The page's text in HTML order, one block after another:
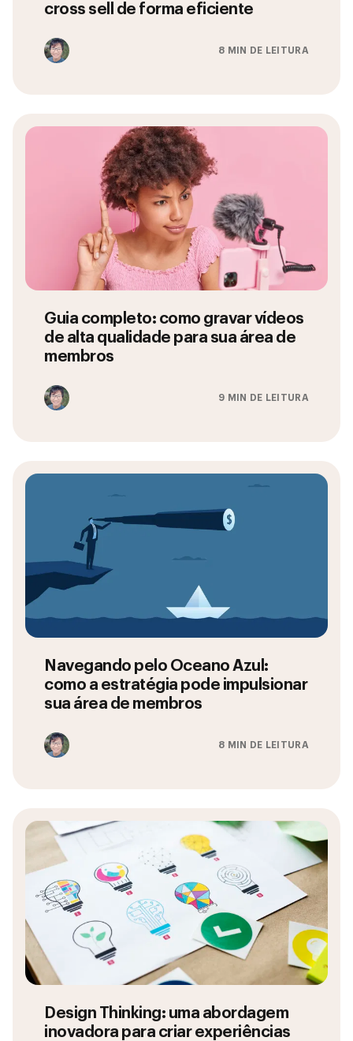
cross sell de forma eficiente
8 MIN DE LEITURA
Guia completo: como gravar vídeos
de alta qualidade para sua área de
membros
9 MIN DE LEITURA
Navegando pelo Oceano Azul:
como a estratégia pode impulsionar
sua área de membros
8 MIN DE LEITURA
Design Thinking: uma abordagem
inovadora para criar experiências